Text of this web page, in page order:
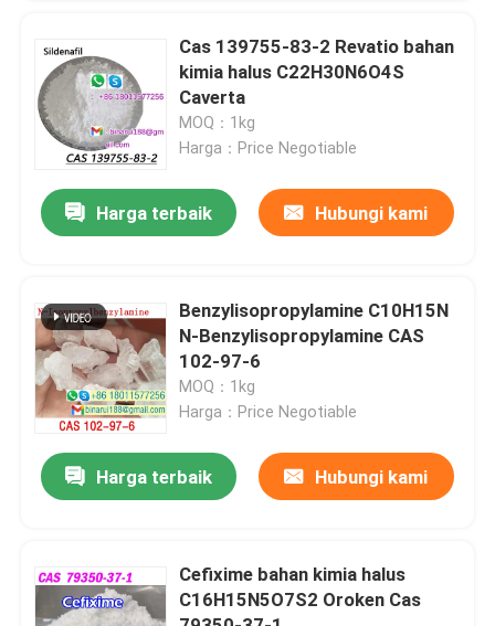
Produk
Video
Tentang kami
Kontrol kualitas
Permintaan Penawaran
Bahan Baku Kimia Sehari-hari
Perantara Kimia Halus
Cas 139755-83-2 Revatio bahan
kimia halus C22H30N6O4S
Caverta
MOQ：1kg
Harga：Price Negotiable
Harga terbaik Hubungi kami
Benzylisopropylamine C10H15N
N-Benzylisopropylamine CAS
102-97-6
MOQ：1kg
Harga：Price Negotiable
Harga terbaik Hubungi kami
Cefixime bahan kimia halus
C16H15N5O7S2 Oroken Cas